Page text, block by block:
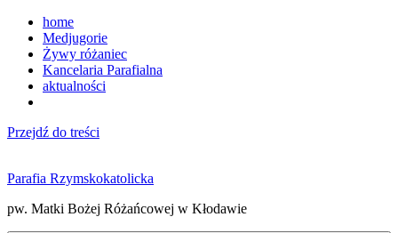
home
Medjugorie
Żywy różaniec
Kancelaria Parafialna
aktualności
Przejdź do treści
Parafia Rzymskokatolicka
pw. Matki Bożej Różańcowej w Kłodawie